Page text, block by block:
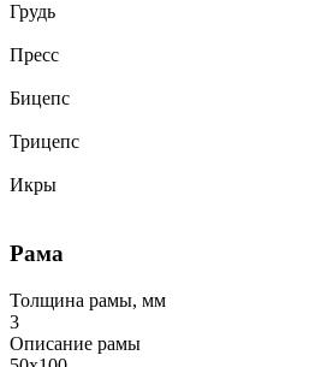
Грудь
Пресс
Бицепс
Трицепс
Икры
Рама
Толщина рамы, мм
3
Описание рамы